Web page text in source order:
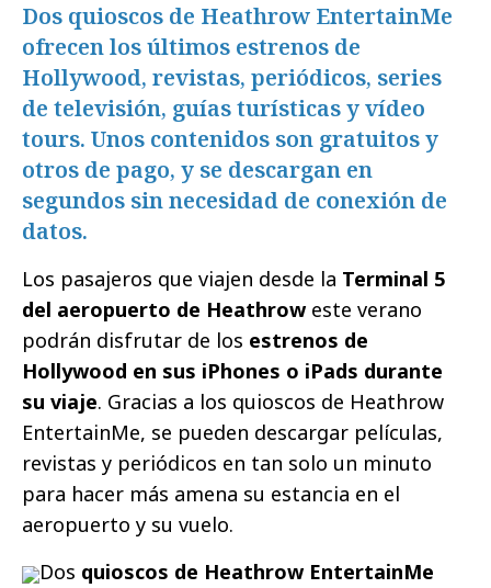
Dos quioscos de Heathrow EntertainMe
ofrecen los últimos estrenos de
Hollywood, revistas, periódicos, series
de televisión, guías turísticas y vídeo
tours. Unos contenidos son gratuitos y
otros de pago, y se descargan en
segundos sin necesidad de conexión de
datos.
Los pasajeros que viajen desde la Terminal 5
del aeropuerto de Heathroweste verano
podrán disfrutar de los estrenos de
Hollywood en sus iPhones o iPads durante
su viaje. Gracias a los quioscos de Heathrow
EntertainMe, se pueden descargar películas,
revistas y periódicos en tan solo un minuto
para hacer más amena su estancia en el
aeropuerto y su vuelo.
Dos quioscos de Heathrow EntertainMe